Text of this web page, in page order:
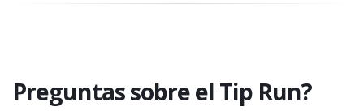
Preguntas sobre el Tip Run?